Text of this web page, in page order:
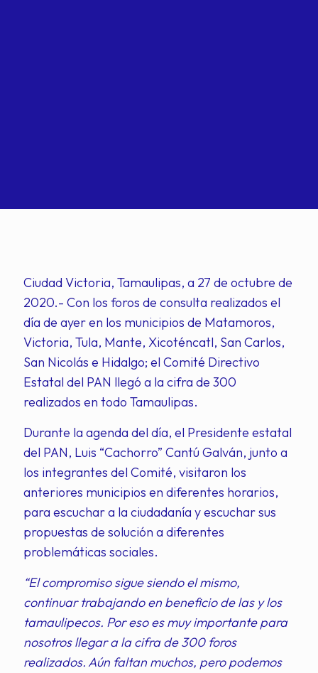
Ciudad Victoria, Tamaulipas, a 27 de octubre de
2020.- Con los foros de consulta realizados el
día de ayer en los municipios de Matamoros,
Victoria, Tula, Mante, Xicoténcatl, San Carlos,
San Nicolás e Hidalgo; el Comité Directivo
Estatal del PAN llegó a la cifra de 300
realizados en todo Tamaulipas.
Durante la agenda del día, el Presidente estatal
del PAN, Luis “Cachorro” Cantú Galván, junto a
los integrantes del Comité, visitaron los
anteriores municipios en diferentes horarios,
para escuchar a la ciudadanía y escuchar sus
propuestas de solución a diferentes
problemáticas sociales.
“El compromiso sigue siendo el mismo,
continuar trabajando en beneficio de las y los
tamaulipecos. Por eso es muy importante para
nosotros llegar a la cifra de 300 foros
realizados. Aún faltan muchos, pero podemos